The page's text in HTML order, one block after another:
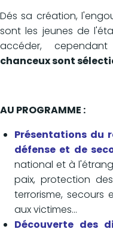
Dés sa création,
sont les jeunes de
accéder, cependant
chanceux sont
AU PROGRAMME :
Présentations du
défense et de
national et à
paix, protection
terrorisme,
aux victimes...
Découverte des